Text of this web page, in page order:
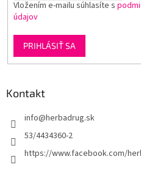
Vložením e-mailu súhlasíte s
údajov
PRIHLÁSIŤ SA
Kontakt
info@herbadrug.sk
53/4434360-2
https://www.facebook.com/